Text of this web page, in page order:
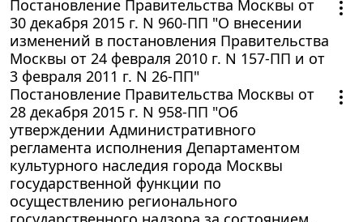
Постановление Правительства Москвы от
30 декабря 2015 г. N 960-ПП "О внесении
изменений в постановления Правительства
Москвы от 24 февраля 2010 г. N 157-ПП и от
3 февраля 2011 г. N 26-ПП"
Постановление Правительства Москвы от
28 декабря 2015 г. N 958-ПП "Об
утверждении Административного
регламента исполнения Департаментом
культурного наследия города Москвы
государственной функции по
осуществлению регионального